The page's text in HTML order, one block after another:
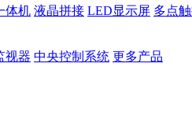
体机 液晶拼接 LED显示屏 多点
视器 中央控制系统 更多产品